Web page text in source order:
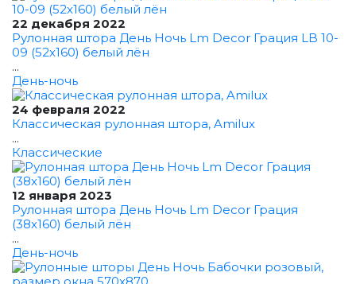
22 декабря 2022
Рулонная штора День Ночь Lm Decor Грация LB 10-
09 (52x160) белый лён
...
День-ночь
24 февраля 2022
Классическая рулонная штора, Amilux
...
Классические
12 января 2023
Рулонная штора День Ночь Lm Decor Грация
(38x160) белый лён
...
День-ночь